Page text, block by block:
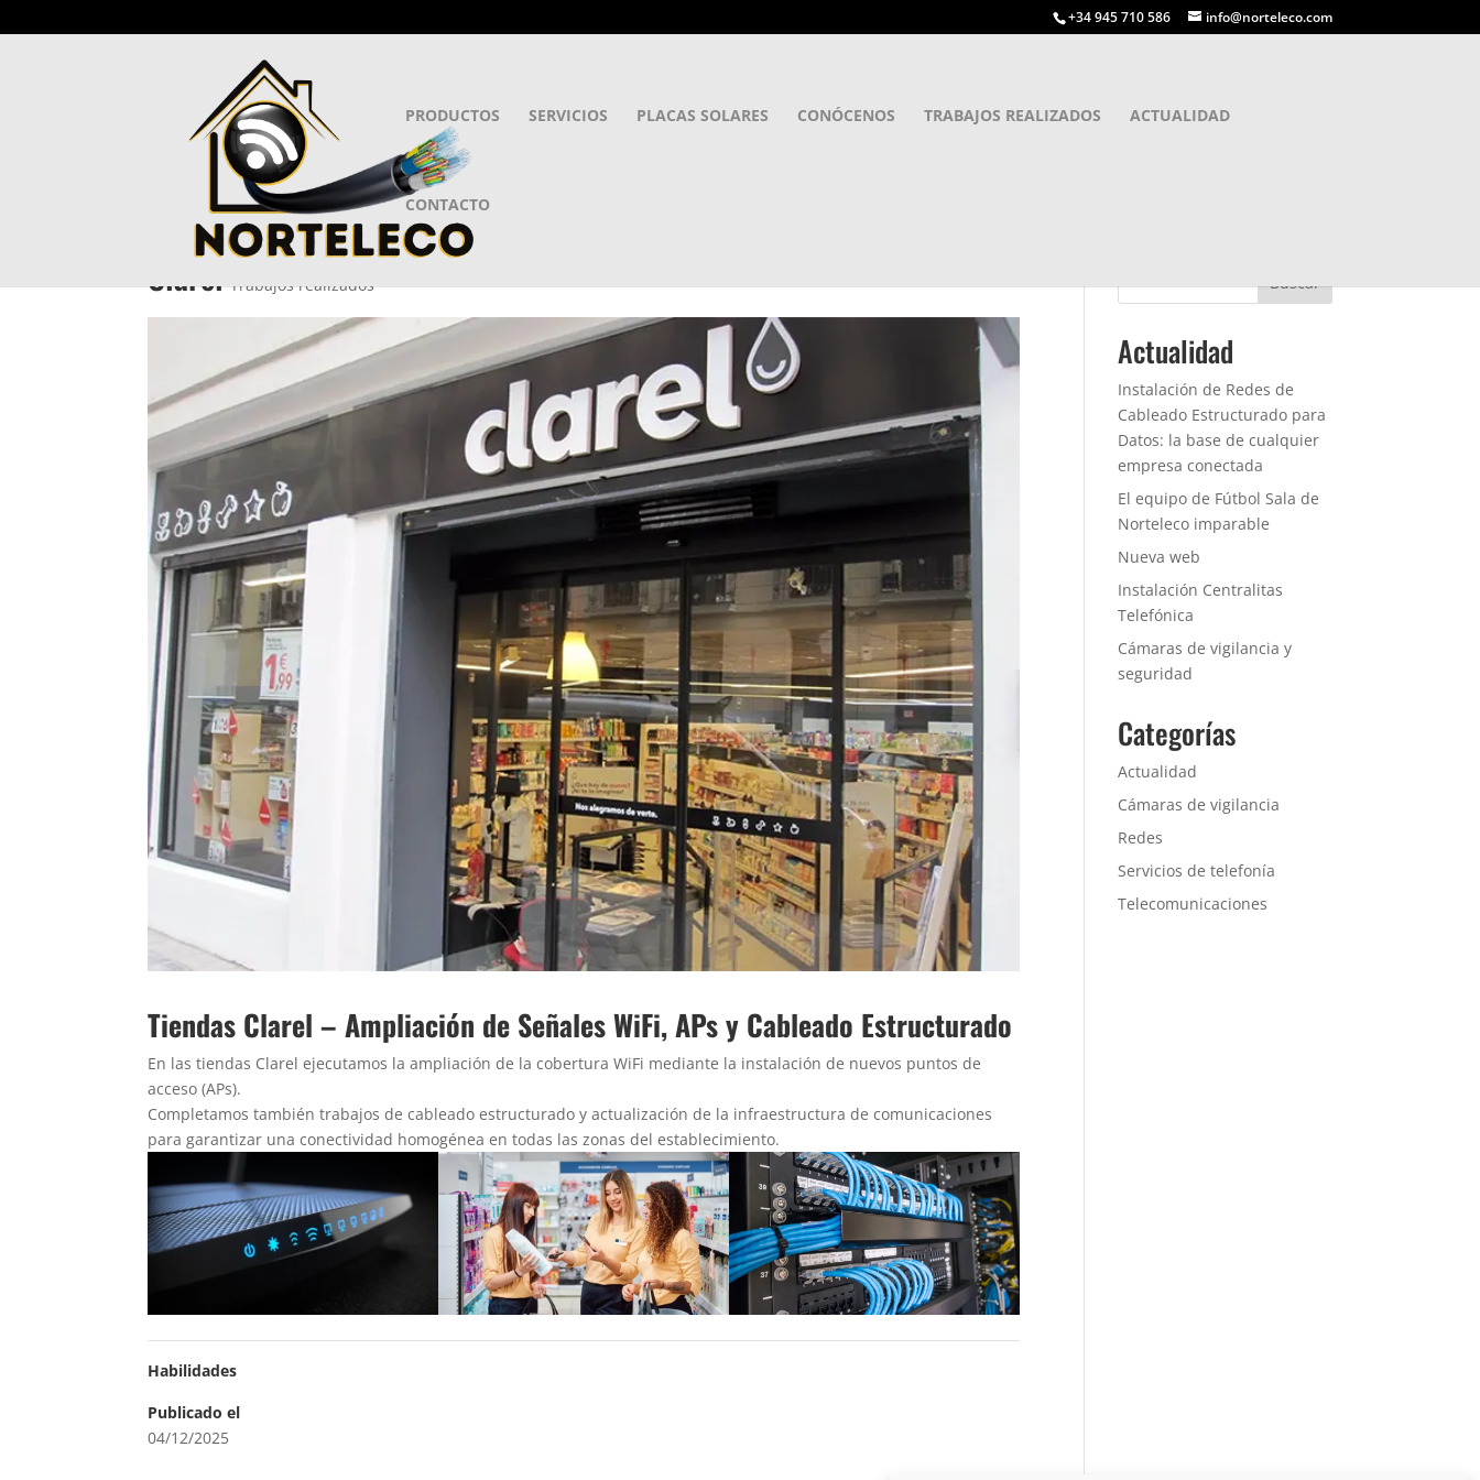
+34 945 710 586 info@norteleco.com
PRODUCTOS SERVICIOS PLACAS SOLARES CONÓCENOS TRABAJOS REALIZADOS ACTUALIDAD
CONTACTO
Clarel Trabajos realizados
Tiendas Clarel – Ampliación de Señales WiFi, APs y Cableado Estructurado
En las tiendas Clarel ejecutamos la ampliación de la cobertura WiFi mediante la instalación de nuevos puntos de
acceso (APs).
Completamos también trabajos de cableado estructurado y actualización de la infraestructura de comunicaciones
para garantizar una conectividad homogénea en todas las zonas del establecimiento.
Habilidades
Publicado el
04/12/2025
Buscar
Actualidad
Instalación de Redes de
Cableado Estructurado para
Datos: la base de cualquier
empresa conectada
El equipo de Fútbol Sala de
Norteleco imparable
Nueva web
Instalación Centralitas
Telefónica
Cámaras de vigilancia y
seguridad
Categorías
Actualidad
Cámaras de vigilancia
Redes
Servicios de telefonía
Telecomunicaciones